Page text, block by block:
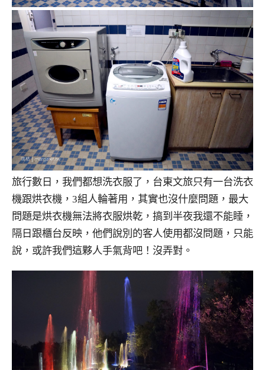
旅行數日，我們都想洗衣服了，台東文旅只有一台洗衣
機跟烘衣機，3組人輪著用，其實也沒什麼問題，最大
問題是烘衣機無法將衣服烘乾，搞到半夜我還不能睡，
隔日跟櫃台反映，他們說別的客人使用都沒問題，只能
說，或許我們這夥人手氣背吧！沒弄對。